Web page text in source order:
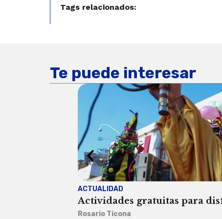
Tags relacionados:
Te puede interesar
ACTUALIDAD
Actividades gratuitas para
Rosario Ticona